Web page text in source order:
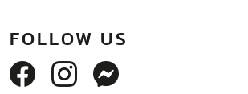
FOLLOW US